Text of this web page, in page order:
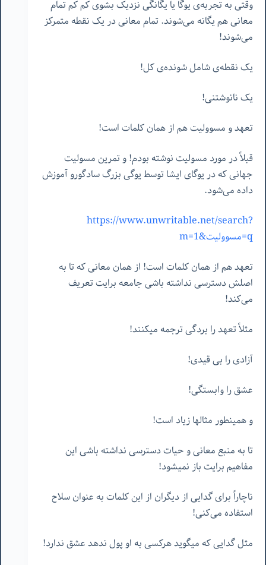
وقتی به تجربه‌ی یوگا یا یگانگی نزدیک بشوی کم کم تمام
معانی هم یگانه می‌شوند. تمام معانی در یک نقطه متمرکز
می‌شوند!
یک نقطه‌ی شامل شونده‌ی کل!
یک نانوشتنی!
تعهد و مسوولیت هم از همان کلمات است!
قبلاً در مورد مسولیت نوشته بودم! و تمرین مسولیت
جهانی که در یوگای ایشا توسط یوگی بزرگ سادگورو آموزش
داده می‌شود.
https://www.unwritable.net/search?
q=مسوولیت&m=1
تعهد هم از همان کلمات است! از همان معانی که تا به
اصلش دسترسی نداشته باشی جامعه برایت تعریف
می‌کند!
مثلاً تعهد را بردگی ترجمه میکنند!
آزادی را بی قیدی!
عشق را وابستگی!
و همینطور مثالها زیاد است!
تا به منبع معانی و حیات دسترسی نداشته باشی این
مفاهیم برایت باز نمیشود!
ناچاراً برای گدایی از دیگران از این کلمات به عنوان سلاح
استفاده می‌کنی!
مثل گدایی که میگوید هرکسی به او پول ندهد عشق ندارد!